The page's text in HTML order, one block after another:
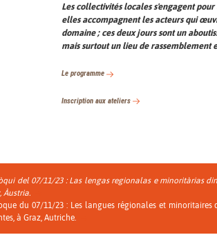
Les collectivités locales s'engagent
elles accompagnent les acteurs qui
domaine ; ces deux jours sont un
mais surtout un lieu de rassemblement
Le programme
Inscription aux ateliers
del 07/11/23 : Las lengas regionalas e minoritàrias
Àustria.
du 07/11/23 : Les langues régionales et
à Graz, Autriche.